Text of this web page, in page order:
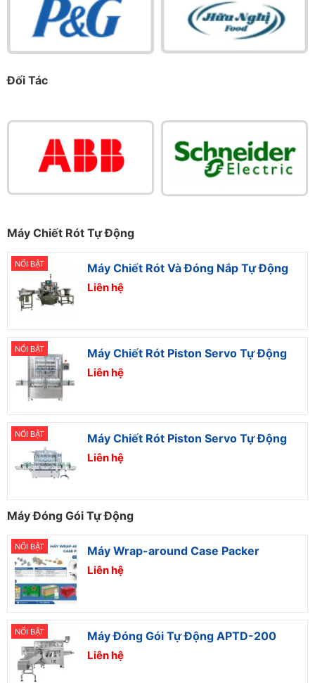
Đối Tác
Máy Chiết Rót Tự Động
NỔI BẬT Máy Chiết Rót Và Đóng Nắp Tự Động
Liên hệ
NỔI BẬT Máy Chiết Rót Piston Servo Tự Động
Liên hệ
NỔI BẬT Máy Chiết Rót Piston Servo Tự Động
Liên hệ
Máy Đóng Gói Tự Động
NỔI BẬT Máy Wrap-around Case Packer
Liên hệ
NỔI BẬT Máy Đóng Gói Tự Động APTD-200
Liên hệ